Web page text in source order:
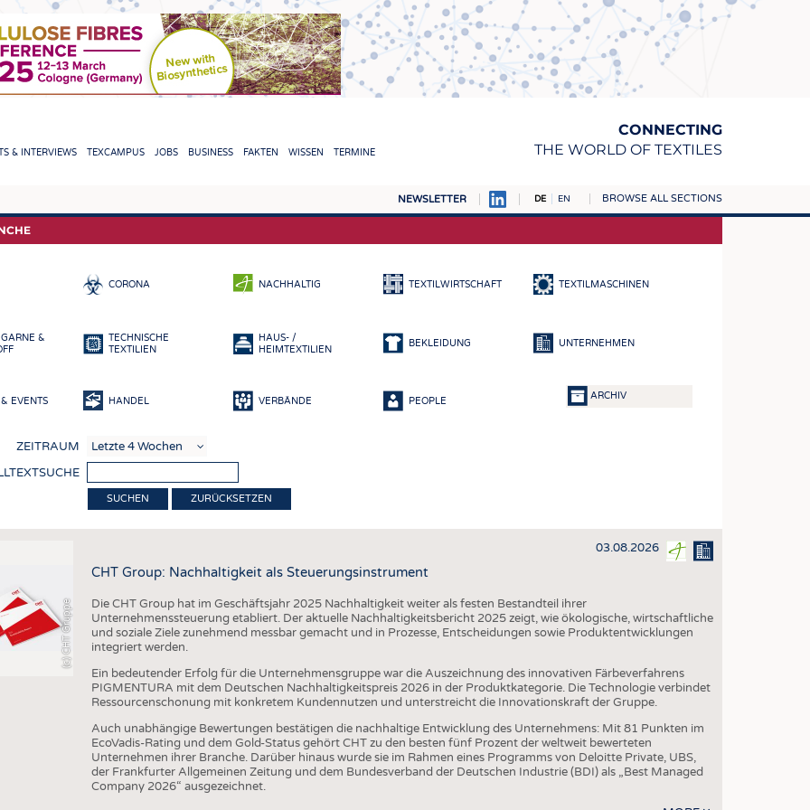
CONNECTING
THE WORLD OF TEXTILES
& INTERVIEWS TEXCAMPUS JOBS BUSINESS FAKTEN WISSEN TERMINE
NEWSLETTER DE EN BROWSE ALL SECTIONS
TEXTILE LEADERSHIP FASERN
GEWEBE
VLIESSTOFFE
NACHHALTIGKEIT
KREISLAUFWIRTSCHAFT
TECHNISCHE TEXTILIEN
SMART TEXTILES
MEDIZIN
HAUS- UND HEIMTEXTILIEN
BEKLEIDUNG
CORONA NACHHALTIG TEXTILWIRTSCHAFT TEXTILMASCHINEN
&
TECHNISCHE
TEXTILIEN
HAUS- /
HEIMTEXTILIEN
BEKLEIDUNG UNTERNEHMEN
EVENTS HANDEL VERBÄNDE PEOPLE ARCHIV
ZEITRAUM
ZURÜCKSETZEN
(c) CHT Gruppe
03.08.2026
CHT Group: Nachhaltigkeit als Steuerungsinstrument
Die CHT Group hat im Geschäftsjahr 2025 Nachhaltigkeit weiter als festen Bestandteil ihrer
Unternehmenssteuerung etabliert. Der aktuelle Nachhaltigkeitsbericht 2025 zeigt, wie ökologische, wirtschaftliche
und soziale Ziele zunehmend messbar gemacht und in Prozesse, Entscheidungen sowie Produktentwicklungen
integriert werden.
Ein bedeutender Erfolg für die Unternehmensgruppe war die Auszeichnung des innovativen Färbeverfahrens
PIGMENTURA mit dem Deutschen Nachhaltigkeitspreis 2026 in der Produktkategorie. Die Technologie verbindet
Ressourcenschonung mit konkretem Kundennutzen und unterstreicht die Innovationskraft der Gruppe.
Auch unabhängige Bewertungen bestätigen die nachhaltige Entwicklung des Unternehmens: Mit 81 Punkten im
EcoVadis-Rating und dem Gold-Status gehört CHT zu den besten fünf Prozent der weltweit bewerteten
Unternehmen ihrer Branche. Darüber hinaus wurde sie im Rahmen eines Programms von Deloitte Private, UBS,
der Frankfurter Allgemeinen Zeitung und dem Bundesverband der Deutschen Industrie (BDI) als „Best Managed
Company 2026“ ausgezeichnet.